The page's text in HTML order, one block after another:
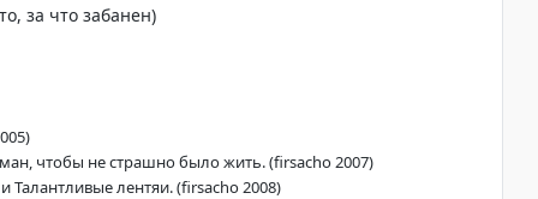
за что забанен)
чтобы не страшно было жить. (firsacho 2007)
лентяи. (firsacho 2008)